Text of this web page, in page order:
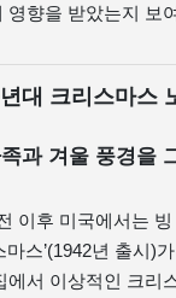
영향을 받았는지 보
대 크리스마스
과 겨울 풍경을
이후 미국에서는 빙
마스’(1942년 출시)
에서 이상적인 크리